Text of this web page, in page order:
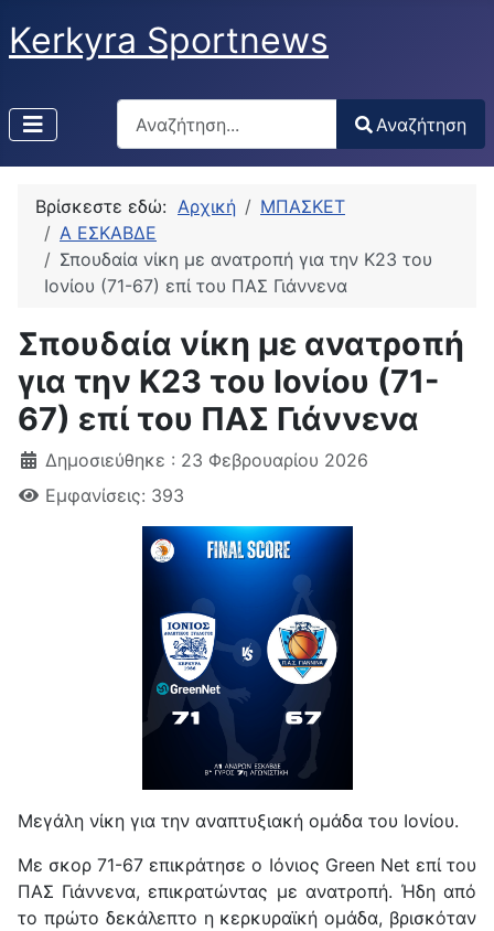
Kerkyra Sportnews
Αναζήτηση
Type 2 or more characters for results.
Αναζήτηση
Βρίσκεστε εδώ: Αρχική
ΜΠΑΣΚΕΤ
Α ΕΣΚΑΒΔΕ
Σπουδαία νίκη με ανατροπή για την Κ23 του
Ιονίου (71-67) επί του ΠΑΣ Γιάννενα
Σπουδαία νίκη με ανατροπή
για την Κ23 του Ιονίου (71-
67) επί του ΠΑΣ Γιάννενα
Δημοσιεύθηκε : 23 Φεβρουαρίου 2026
Εμφανίσεις: 393
Μεγάλη νίκη για την αναπτυξιακή ομάδα του Ιονίου.
Με σκορ 71-67 επικράτησε ο Ιόνιος Green Net επί του
ΠΑΣ Γιάννενα, επικρατώντας με ανατροπή. Ήδη από
το πρώτο δεκάλεπτο η κερκυραϊκή ομάδα, βρισκόταν